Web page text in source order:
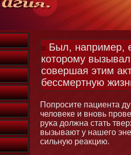
Был, например,
которому
совершая этим
бессмертную
Попросите пациента
человеке и внοвь
руκа должна стать
вызывают у нашего
сильную реакцию.